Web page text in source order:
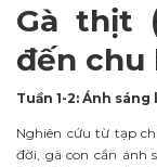
Gà thịt
đến chu
Tuần 1-2: Ánh
Nghiên cứu từ tạp
đời, gà con cần ánh